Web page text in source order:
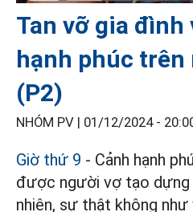
Tan vỡ gia đình
hạnh phúc trên
(P2)
NHÓM PV | 01/12/2024 -
Giờ thứ 9 - Cảnh hạnh
được người vợ tạo dựng
nhiên, sự thật không như